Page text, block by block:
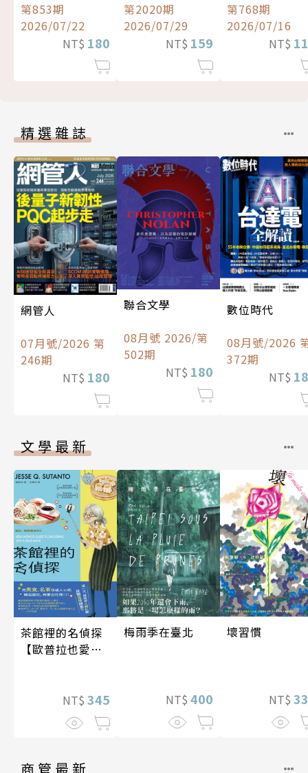
第853期
2026/07/22
NT$ 180
第2020期
2026/07/29
NT$ 159
第768期
2026/07/16
NT$
精選雜誌
網管人
07月號/2026 第
246期
NT$ 180
聯合文學
08月號 2026/第
502期
NT$ 180
數位時代
08月號/2026
372期
NT$
文學最新
茶館裡的名偵探
【歐普拉也愛！
《茶館裡的嫌疑
人》續作】
NT$ 345
梅雨季在臺北
NT$ 400
壞習慣
NT$
商管最新